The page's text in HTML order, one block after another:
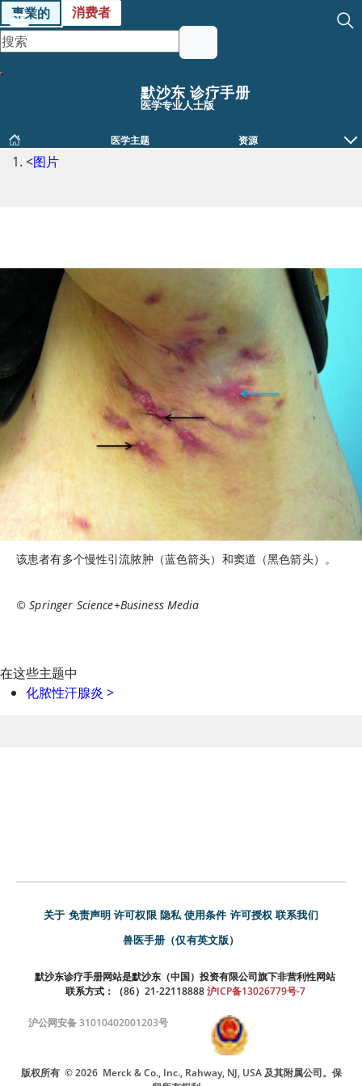
專業的 消费者
默沙东 诊疗手册
医学专业人士版
医学主题 资源
<图片
该患者有多个慢性引流脓肿（蓝色箭头）和窦道（黑色箭头）。
© Springer Science+Business Media
在这些主题中
化脓性汗腺炎 >
关于 免责声明 许可权限 隐私 使用条件 许可授权 联系我们
兽医手册（仅有英文版）
默沙东诊疗手册网站是默沙东（中国）投资有限公司旗下非营利性网站
联系方式：（86）21-22118888 沪ICP备13026779号-7
沪公网安备 31010402001203号
版权所有 © 2026 Merck & Co., Inc., Rahway, NJ, USA 及其附属公司。保